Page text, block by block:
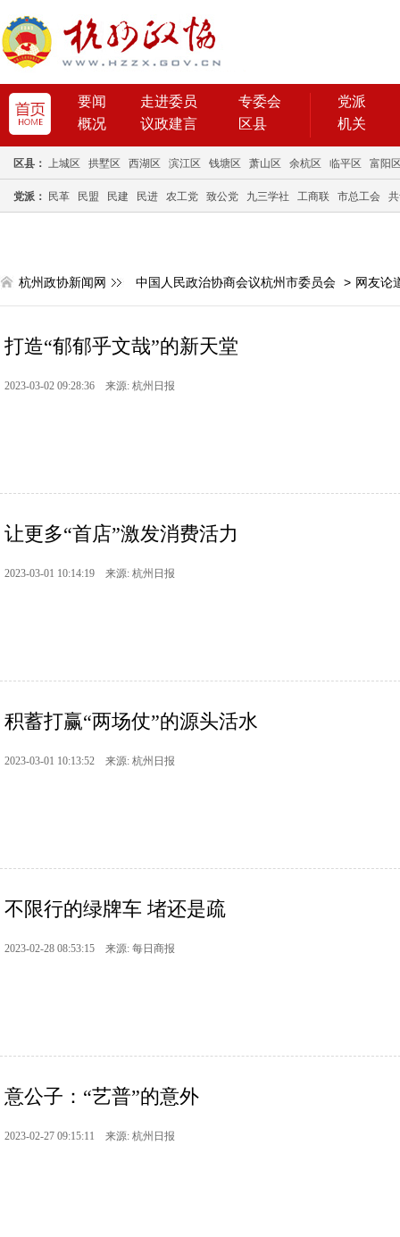
要闻 走进委员
专委会
概况
议政建言 区县
党派
机关
区县： 上城区 拱墅区 西湖区 滨江区 钱塘区 萧山区 余杭区 临平区 富阳
党派： 民革 民盟 民建 民进 农工党 致公党 九三学社 工商联 市总工会
杭州政协新闻网 中国人民政治协商会议杭州市委员会 > 网友论
打造“郁郁乎文哉”的新天堂
2023-03-02 09:28:36 来源: 杭州日报
让更多“首店”激发消费活力
2023-03-01 10:14:19 来源: 杭州日报
积蓄打赢“两场仗”的源头活水
2023-03-01 10:13:52 来源: 杭州日报
不限行的绿牌车 堵还是疏
2023-02-28 08:53:15 来源: 每日商报
意公子：“艺普”的意外
2023-02-27 09:15:11 来源: 杭州日报